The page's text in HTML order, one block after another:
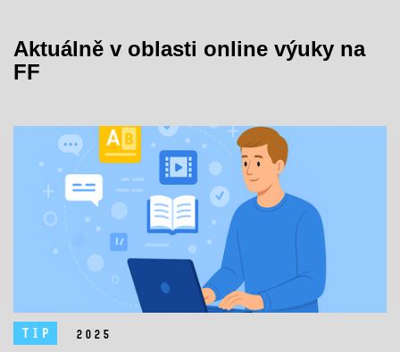
Aktuálně v oblasti online výuky na
FF
TIP 2025